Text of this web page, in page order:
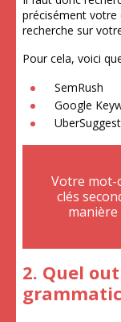
précisément votre
recherche sur
Pour cela, voici
SemRush
Google
UberSuggest
Votre mot-
clés
2. Quel